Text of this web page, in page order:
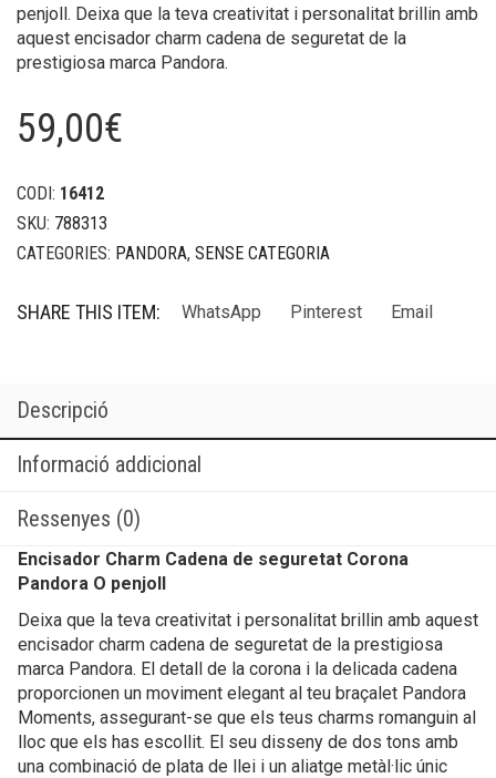
penjoll. Deixa que la teva creativitat i personalitat brillin amb
aquest encisador charm cadena de seguretat de la
prestigiosa marca Pandora.
59,00€
CODI: 16412
SKU: 788313
CATEGORIES: PANDORA, SENSE CATEGORIA
SHARE THIS ITEM: WhatsApp Pinterest Email
Descripció
Informació addicional
Ressenyes (0)
Encisador Charm Cadena de seguretat Corona
Pandora O penjoll
Deixa que la teva creativitat i personalitat brillin amb aquest
encisador charm cadena de seguretat de la prestigiosa
marca Pandora. El detall de la corona i la delicada cadena
proporcionen un moviment elegant al teu braçalet Pandora
Moments, assegurant-se que els teus charms romanguin al
lloc que els has escollit. El seu disseny de dos tons amb
una combinació de plata de llei i un aliatge metàl·lic únic